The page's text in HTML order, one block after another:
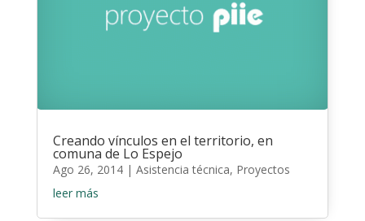
Creando vínculos en el territorio, en
comuna de Lo Espejo
Ago 26, 2014| Asistencia técnica, Proyectos
leer más